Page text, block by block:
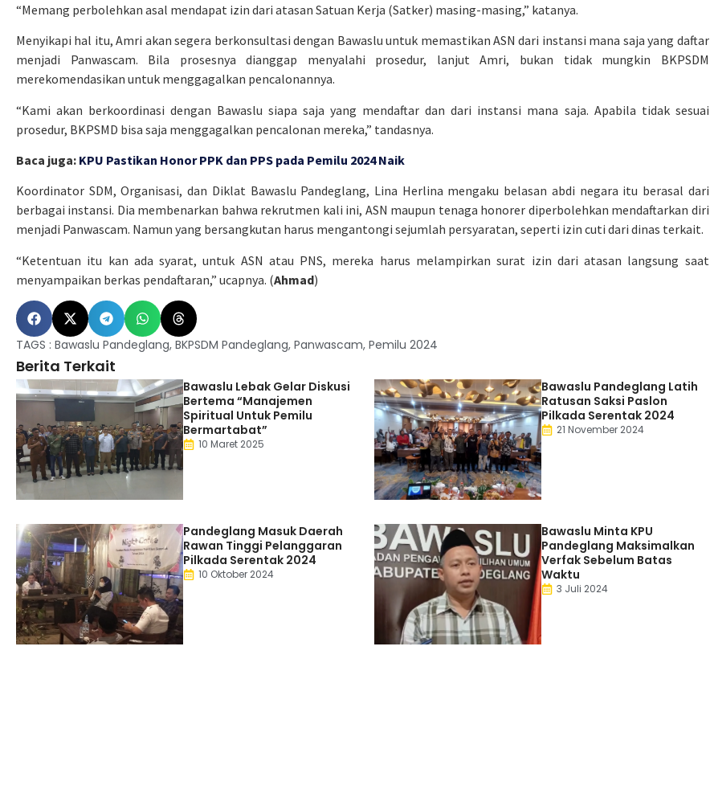
“Memang perbolehkan asal mendapat izin dari atasan Satuan Kerja (Satker) masing-masing,” katanya.
Menyikapi hal itu, Amri akan segera berkonsultasi dengan Bawaslu untuk memastikan ASN dari instansi mana saja yang daftar
menjadi Panwascam. Bila prosesnya dianggap menyalahi prosedur, lanjut Amri, bukan tidak mungkin BKPSDM
merekomendasikan untuk menggagalkan pencalonannya.
“Kami akan berkoordinasi dengan Bawaslu siapa saja yang mendaftar dan dari instansi mana saja. Apabila tidak sesuai
prosedur, BKPSMD bisa saja menggagalkan pencalonan mereka,” tandasnya.
Baca juga: KPU Pastikan Honor PPK dan PPS pada Pemilu 2024 Naik
Koordinator SDM, Organisasi, dan Diklat Bawaslu Pandeglang, Lina Herlina mengaku belasan abdi negara itu berasal dari
berbagai instansi. Dia membenarkan bahwa rekrutmen kali ini, ASN maupun tenaga honorer diperbolehkan mendaftarkan diri
menjadi Panwascam. Namun yang bersangkutan harus mengantongi sejumlah persyaratan, seperti izin cuti dari dinas terkait.
“Ketentuan itu kan ada syarat, untuk ASN atau PNS, mereka harus melampirkan surat izin dari atasan langsung saat
menyampaikan berkas pendaftaran,” ucapnya. (Ahmad)
TAGS : Bawaslu Pandeglang, BKPSDM Pandeglang, Panwascam, Pemilu 2024
Berita Terkait
Bawaslu Lebak Gelar Diskusi
Bertema “Manajemen
Spiritual Untuk Pemilu
Bermartabat”
10 Maret 2025
Bawaslu Pandeglang Latih
Ratusan Saksi Paslon
Pilkada Serentak 2024
21 November 2024
Pandeglang Masuk Daerah
Rawan Tinggi Pelanggaran
Pilkada Serentak 2024
10 Oktober 2024
Bawaslu Minta KPU
Pandeglang Maksimalkan
Verfak Sebelum Batas
Waktu
3 Juli 2024